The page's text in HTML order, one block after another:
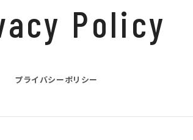
Policy
プライバシーポリシー